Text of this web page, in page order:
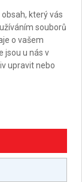
princip
položena
vrstva.
dělí na
desky).
se
je její
bez
který vás
souborů
o vašem
jsou u nás v
upravit nebo